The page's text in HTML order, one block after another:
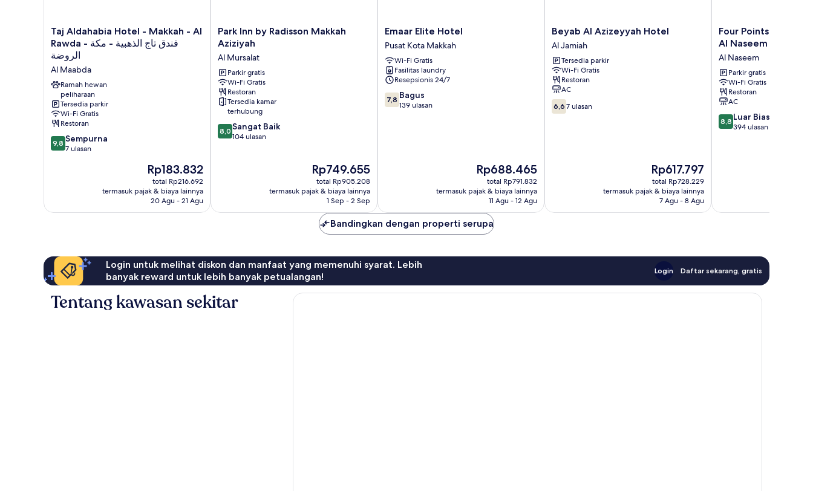
Taj
Aldahabia
Hotel
-
Makkah
-
Rawda
فندق
تاج
الذهبية
-
Taj Aldahabia Hotel - Makkah - Al
Rawda فندق تاج الذهبية - مكة -
الروضة
Al Maabda
Ramah hewan
peliharaan
Tersedia parkir
Wi-Fi Gratis
Restoran
9.8
dari
9,8 Sempurna
7 ulasan
Harga
sekarang
Rp183.832
Rp183.832
total Rp216.692
termasuk pajak & biaya lainnya
20 Agu - 21 Agu
Park
Inn
Radisson
Makkah
Aziziyah
Al
Mursalat
Park Inn by Radisson Makkah
Aziziyah
Al Mursalat
Parkir gratis
Wi-Fi Gratis
Restoran
Tersedia kamar
terhubung
8.0
dari
8,0 Sangat Baik
104 ulasan
Harga
sekarang
Rp749.655
Rp749.655
total Rp905.208
termasuk pajak & biaya lainnya
1 Sep - 2 Sep
Emaar
Elite
Hotel
Pusat
Kota
Makkah
Emaar Elite Hotel
Pusat Kota Makkah
Wi-Fi Gratis
Fasilitas laundry
Resepsionis 24/7
7.8
dari
7,8 Bagus
139 ulasan
Harga
sekarang
Rp688.465
Rp688.465
total Rp791.832
termasuk pajak & biaya lainnya
11 Agu - 12 Agu
Beyab
Al
Azizeyyah
Hotel
Al
Jamiah
Beyab Al Azizeyyah Hotel
Al Jamiah
Tersedia parkir
Wi-Fi Gratis
Restoran
AC
6.6
dari
6,6 7 ulasan
Harga
sekarang
Rp617.797
Rp617.797
total Rp728.229
termasuk pajak & biaya lainnya
7 Agu - 8 Agu
Four
Points
Sheraton
Makkah
Al
Naseem
Al
Naseem
Four Points by
Al Naseem
Al Naseem
Parkir gratis
Wi-Fi Gratis
Restoran
AC
8.8
dari
8,8 Luar Biasa
394 ulasan
Bandingkan dengan properti serupa
Login untuk melihat diskon dan manfaat yang memenuhi syarat. Lebih
banyak reward untuk lebih banyak petualangan!
Login Daftar sekarang, gratis
Tentang kawasan sekitar